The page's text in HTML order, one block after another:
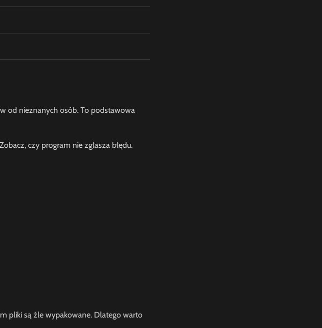
od nieznanych osób. To podstawowa
czy program nie zgłasza błędu.
pliki są źle wypakowane. Dlatego warto